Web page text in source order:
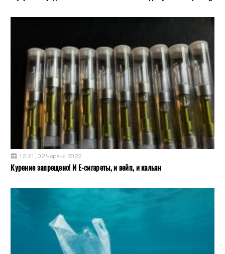
12:21, 02 Червня 2022
Курение запрещено! И Е-сигареты, и вейп, и кальян